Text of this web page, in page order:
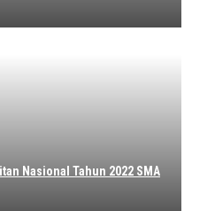
Nasional Tahun 2022 SMA